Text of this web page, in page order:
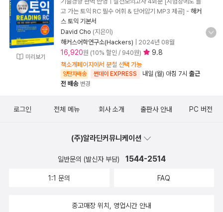
미리보기
고 가는 토익 RC 필수 어휘 & 단어암기 MP3 제공] - 해커
스 토익 기본서
David Cho (지은이)
해커스어학연구소(Hackers)
2024년 08월
16,920원 (10% 할인 / 940원) 9.8
책소개페이지에서 분철 선택 가능
양탄자배송 썬데이 EXPRESS 내일 (월) 아침 7시 출근
전 배송 변경
로그인 전체 메뉴 회사 소개 출판사 안내 PC 버전
(주)알라딘커뮤니케이션
일반문의 (발신자 부담) 1544-2514
1:1 문의 FAQ
중고매장 위치, 영업시간 안내